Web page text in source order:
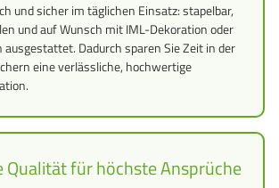
und sicher im täglichen Einsatz: stapelbar,
und auf Wunsch mit IML-Dekoration oder
ausgestattet. Dadurch sparen Sie Zeit in der
eine verlässliche, hochwertige
für höchste Ansprüche